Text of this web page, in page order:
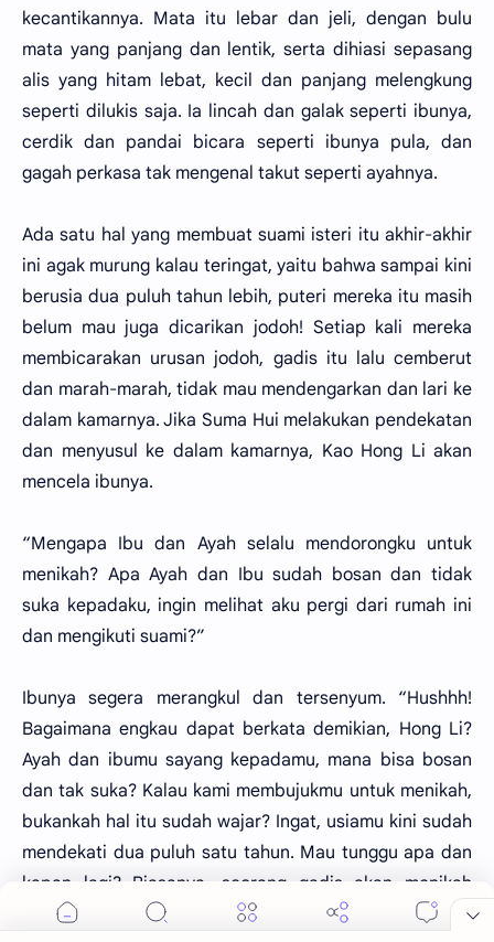
kecantikannya. Mata itu lebar dan jeli, dengan bulu
mata yang panjang dan lentik, serta dihiasi sepasang
alis yang hitam lebat, kecil dan panjang melengkung
seperti dilukis saja. Ia lincah dan galak seperti ibunya,
cerdik dan pandai bicara seperti ibunya pula, dan
gagah perkasa tak mengenal takut seperti ayahnya.
Ada satu hal yang membuat suami isteri itu akhir-akhir
ini agak murung kalau teringat, yaitu bahwa sampai kini
berusia dua puluh tahun lebih, puteri mereka itu masih
belum mau juga dicarikan jodoh! Setiap kali mereka
membicarakan urusan jodoh, gadis itu lalu cemberut
dan marah-marah, tidak mau mendengarkan dan lari ke
dalam kamarnya. Jika Suma Hui melakukan pendekatan
dan menyusul ke dalam kamarnya, Kao Hong Li akan
mencela ibunya.
“Mengapa Ibu dan Ayah selalu mendorongku untuk
menikah? Apa Ayah dan Ibu sudah bosan dan tidak
suka kepadaku, ingin melihat aku pergi dari rumah ini
dan mengikuti suami?”
Ibunya segera merangkul dan tersenyum. “Hushhh!
Bagaimana engkau dapat berkata demikian, Hong Li?
Ayah dan ibumu sayang kepadamu, mana bisa bosan
dan tak suka? Kalau kami membujukmu untuk menikah,
bukankah hal itu sudah wajar? Ingat, usiamu kini sudah
mendekati dua puluh satu tahun. Mau tunggu apa dan
kapan lagi? Biasanya, seorang gadis akan menikah
dalam usia antara enam belas sampai dua puluh tahun,